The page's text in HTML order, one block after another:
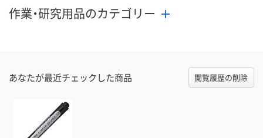
作業・研究用品のカテゴリー
あなたが最近チェックした商品 閲覧履歴の削除